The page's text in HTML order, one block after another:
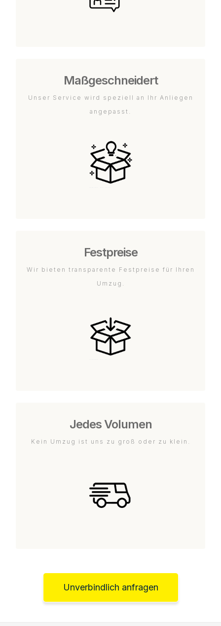
Maßgeschneidert
Unser Service wird speziell an Ihr Anliegen
angepasst.
Festpreise
Wir bieten transparente Festpreise für Ihren
Umzug.
Jedes Volumen
Kein Umzug ist uns zu groß oder zu klein.
Unverbindlich anfragen